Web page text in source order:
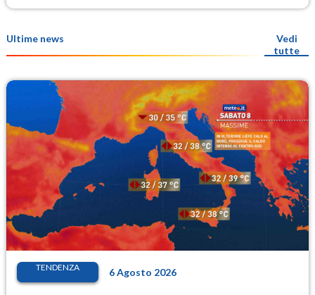
Ultime news
Vedi
tutte
TENDENZA 6 Agosto 2026